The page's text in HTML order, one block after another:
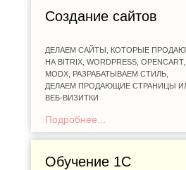
Создание сайтов
ДЕЛАЕМ САЙТЫ, КОТОРЫЕ
НА BITRIX, WORDPRESS, OPENCART,
MODX, РАЗРАБАТЫВАЕМ СТИЛЬ,
ДЕЛАЕМ ПРОДАЮЩИЕ СТРАНИЦЫ
ВЕБ-ВИЗИТКИ
Подробнее...
Обучение 1С